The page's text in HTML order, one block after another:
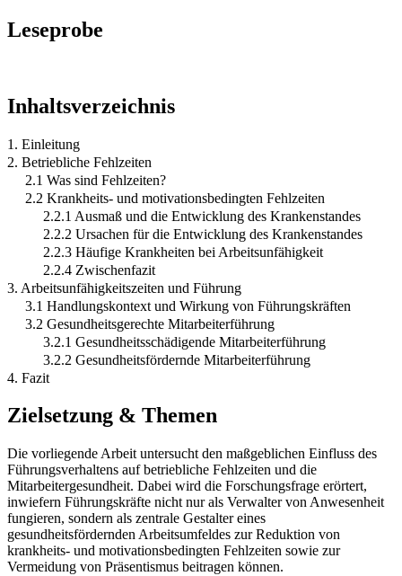
Leseprobe
Inhaltsverzeichnis
1. Einleitung
2. Betriebliche Fehlzeiten
2.1 Was sind Fehlzeiten?
2.2 Krankheits- und motivationsbedingten Fehlzeiten
2.2.1 Ausmaß und die Entwicklung des Krankenstandes
2.2.2 Ursachen für die Entwicklung des Krankenstandes
2.2.3 Häufige Krankheiten bei Arbeitsunfähigkeit
2.2.4 Zwischenfazit
3. Arbeitsunfähigkeitszeiten und Führung
3.1 Handlungskontext und Wirkung von Führungskräften
3.2 Gesundheitsgerechte Mitarbeiterführung
3.2.1 Gesundheitsschädigende Mitarbeiterführung
3.2.2 Gesundheitsfördernde Mitarbeiterführung
4. Fazit
Zielsetzung & Themen
Die vorliegende Arbeit untersucht den maßgeblichen Einfluss des
Führungsverhaltens auf betriebliche Fehlzeiten und die
Mitarbeitergesundheit. Dabei wird die Forschungsfrage erörtert,
inwiefern Führungskräfte nicht nur als Verwalter von Anwesenheit
fungieren, sondern als zentrale Gestalter eines
gesundheitsfördernden Arbeitsumfeldes zur Reduktion von
krankheits- und motivationsbedingten Fehlzeiten sowie zur
Vermeidung von Präsentismus beitragen können.